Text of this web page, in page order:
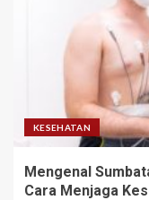
KESEHATAN
Mengenal
Cara Menjaga